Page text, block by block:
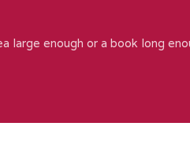
large enough or a book long